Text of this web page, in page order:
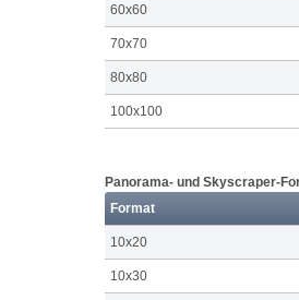
60x60
70x70
80x80
100x100
Panorama- und Skyscraper-
Format
10x20
10x30